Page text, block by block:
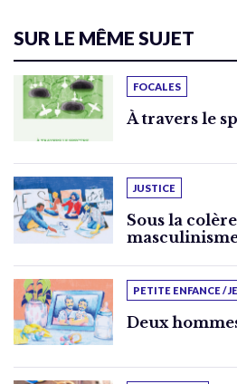
SUR LE MÊME SUJET
FOCALES
À travers le
JUSTICE
Sous la
PETITE ENFANCE /
Deux